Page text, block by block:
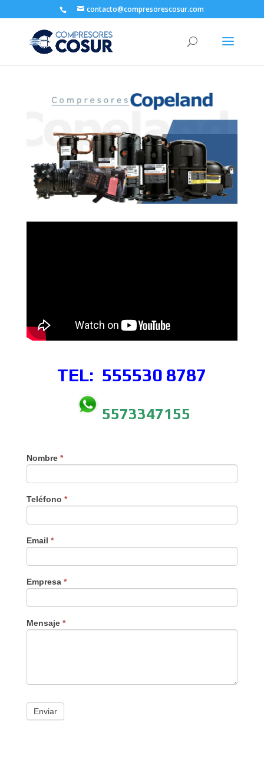
contacto@compresorescosur.com
TEL: 555530 8787
5573347155
Nombre *
Teléfono *
Email *
Empresa *
Mensaje *
Enviar